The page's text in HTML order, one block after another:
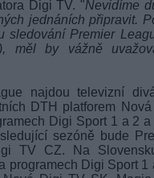
Digi TV. "Nevidíme
jednáních připravit.
sledování Premier
měl by vážně
najdou televizní
DTH platforem
Digi Sport 1 a 2 a
sezóně bude
TV CZ. Na
programech Digi Sport 1